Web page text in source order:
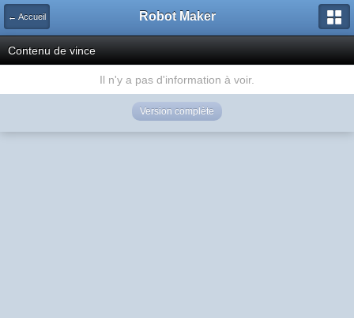
← Accueil Robot Maker
Contenu de vince
Il n'y a pas d'information à voir.
Version complète